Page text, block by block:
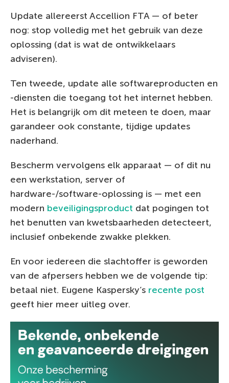
Update allereerst Accellion FTA — of beter
nog: stop volledig met het gebruik van deze
oplossing (dat is wat de ontwikkelaars
adviseren).
Ten tweede, update alle softwareproducten en
-diensten die toegang tot het internet hebben.
Het is belangrijk om dit meteen te doen, maar
garandeer ook constante, tijdige updates
naderhand.
Bescherm vervolgens elk apparaat — of dit nu
een werkstation, server of
hardware-/software-oplossing is — met een
modern beveiligingsproduct dat pogingen tot
het benutten van kwetsbaarheden detecteert,
inclusief onbekende zwakke plekken.
En voor iedereen die slachtoffer is geworden
van de afpersers hebben we de volgende tip:
betaal niet. Eugene Kaspersky’s recente post
geeft hier meer uitleg over.